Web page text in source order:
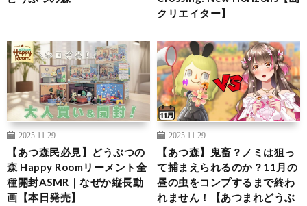
クリエイター】
2025.11.29
【あつ森民必見】どうぶつの
森 Happy Roomリーメント全
種開封ASMR｜なぜか縦長動
画【本日発売】
2025.11.29
【あつ森】鬼畜？ノミは狙っ
て捕まえられるのか？11月の
昼の虫をコンプするまで終わ
れません！【あつまれどうぶ